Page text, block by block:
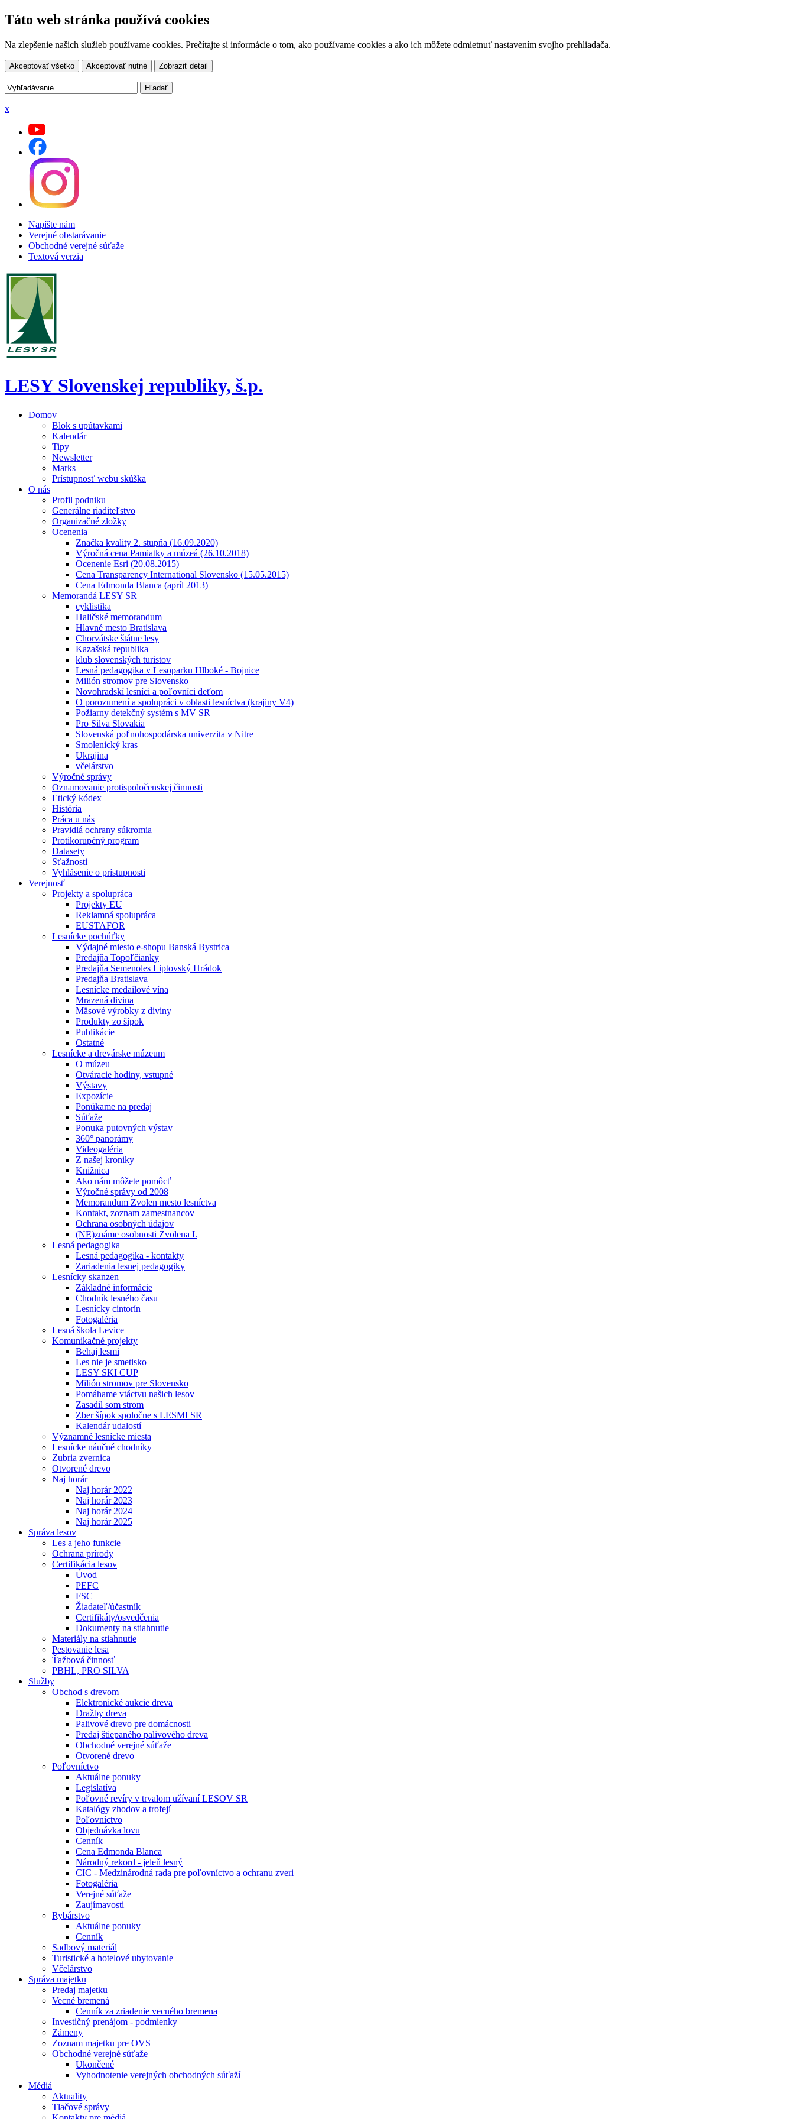
Táto web stránka používá cookies
Na zlepšenie našich služieb používame cookies. Prečítajte si informácie o tom, ako používame cookies a ako ich môžete odmietnuť nastavením svojho prehliadača.
Akceptovať všetko Akceptovať nutné Zobraziť detail
x
Napíšte nám
Verejné obstarávanie
Obchodné verejné súťaže
Textová verzia
LESY Slovenskej republiky, š.p.
Domov
Blok s upútavkami
Kalendár
Tipy
Newsletter
Marks
Prístupnosť webu skúška
O nás
Profil podniku
Generálne riaditeľstvo
Organizačné zložky
Ocenenia
Značka kvality 2. stupňa (16.09.2020)
Výročná cena Pamiatky a múzeá (26.10.2018)
Ocenenie Esri (20.08.2015)
Cena Transparency International Slovensko (15.05.2015)
Cena Edmonda Blanca (apríl 2013)
Memorandá LESY SR
cyklistika
Haličské memorandum
Hlavné mesto Bratislava
Chorvátske štátne lesy
Kazašská republika
klub slovenských turistov
Lesná pedagogika v Lesoparku Hlboké - Bojnice
Milión stromov pre Slovensko
Novohradskí lesníci a poľovníci deťom
O porozumení a spolupráci v oblasti lesníctva (krajiny V4)
Požiarny detekčný systém s MV SR
Pro Silva Slovakia
Slovenská poľnohospodárska univerzita v Nitre
Smolenický kras
Ukrajina
včelárstvo
Výročné správy
Oznamovanie protispoločenskej činnosti
Etický kódex
História
Práca u nás
Pravidlá ochrany súkromia
Protikorupčný program
Datasety
Sťažnosti
Vyhlásenie o prístupnosti
Verejnosť
Projekty a spolupráca
Projekty EU
Reklamná spolupráca
EUSTAFOR
Lesnícke pochúťky
Výdajné miesto e-shopu Banská Bystrica
Predajňa Topoľčianky
Predajňa Semenoles Liptovský Hrádok
Predajňa Bratislava
Lesnícke medailové vína
Mrazená divina
Mäsové výrobky z diviny
Produkty zo šípok
Publikácie
Ostatné
Lesnícke a drevárske múzeum
O múzeu
Otváracie hodiny, vstupné
Výstavy
Expozície
Ponúkame na predaj
Súťaže
Ponuka putovných výstav
360° panorámy
Videogaléria
Z našej kroniky
Knižnica
Ako nám môžete pomôcť
Výročné správy od 2008
Memorandum Zvolen mesto lesníctva
Kontakt, zoznam zamestnancov
Ochrana osobných údajov
(NE)známe osobnosti Zvolena I.
Lesná pedagogika
Lesná pedagogika - kontakty
Zariadenia lesnej pedagogiky
Lesnícky skanzen
Základné informácie
Chodník lesného času
Lesnícky cintorín
Fotogaléria
Lesná škola Levice
Komunikačné projekty
Behaj lesmi
Les nie je smetisko
LESY SKI CUP
Milión stromov pre Slovensko
Pomáhame vtáctvu našich lesov
Zasadil som strom
Zber šípok spoločne s LESMI SR
Kalendár udalostí
Významné lesnícke miesta
Lesnícke náučné chodníky
Zubria zvernica
Otvorené drevo
Naj horár
Naj horár 2022
Naj horár 2023
Naj horár 2024
Naj horár 2025
Správa lesov
Les a jeho funkcie
Ochrana prírody
Certifikácia lesov
Úvod
PEFC
FSC
Žiadateľ/účastník
Certifikáty/osvedčenia
Dokumenty na stiahnutie
Materiály na stiahnutie
Pestovanie lesa
Ťažbová činnosť
PBHL, PRO SILVA
Služby
Obchod s drevom
Elektronické aukcie dreva
Dražby dreva
Palivové drevo pre domácnosti
Predaj štiepaného palivového dreva
Obchodné verejné súťaže
Otvorené drevo
Poľovníctvo
Aktuálne ponuky
Legislatíva
Poľovné revíry v trvalom užívaní LESOV SR
Katalógy zhodov a trofejí
Poľovníctvo
Objednávka lovu
Cenník
Cena Edmonda Blanca
Národný rekord - jeleň lesný
CIC - Medzinárodná rada pre poľovníctvo a ochranu zveri
Fotogaléria
Verejné súťaže
Zaujímavosti
Rybárstvo
Aktuálne ponuky
Cenník
Sadbový materiál
Turistické a hotelové ubytovanie
Včelárstvo
Správa majetku
Predaj majetku
Vecné bremená
Cenník za zriadenie vecného bremena
Investičný prenájom - podmienky
Zámeny
Zoznam majetku pre OVS
Obchodné verejné súťaže
Ukončené
Vyhodnotenie verejných obchodných súťaží
Médiá
Aktuality
Tlačové správy